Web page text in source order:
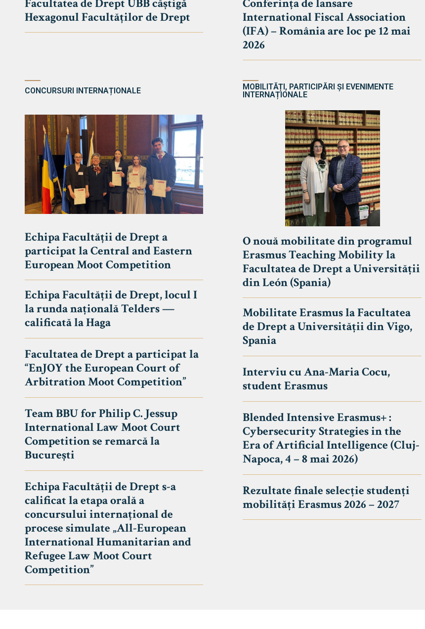
Echipa Facultății
Bibliotecă & Reviste
Facultatea de Drept UBB câștigă
Hexagonul Facultăților de Drept
Conferința de lansare
International Fiscal Association
(IFA) – România are loc pe 12 mai
2026
CONCURSURI INTERNAȚIONALE
Echipa Facultății de Drept a
participat la Central and Eastern
European Moot Competition
Echipa Facultății de Drept, locul I
la runda națională Telders —
calificată la Haga
Facultatea de Drept a participat la
“EnJOY the European Court of
Arbitration Moot Competition”
Team BBU for Philip C. Jessup
International Law Moot Court
Competition se remarcă la
București
Echipa Facultății de Drept s-a
calificat la etapa orală a
concursului internațional de
procese simulate „All-European
International Humanitarian and
Refugee Law Moot Court
Competition”
MOBILITĂȚI, PARTICIPĂRI ȘI EVENIMENTE
INTERNAȚIONALE
O nouă mobilitate din programul
Erasmus Teaching Mobility la
Facultatea de Drept a Universității
din León (Spania)
Mobilitate Erasmus la Facultatea
de Drept a Universității din Vigo,
Spania
Interviu cu Ana-Maria Cocu,
student Erasmus
Blended Intensive Erasmus+ :
Cybersecurity Strategies in the
Era of Artificial Intelligence (Cluj-
Napoca, 4 – 8 mai 2026)
Rezultate finale selecție studenți
mobilități Erasmus 2026 – 2027